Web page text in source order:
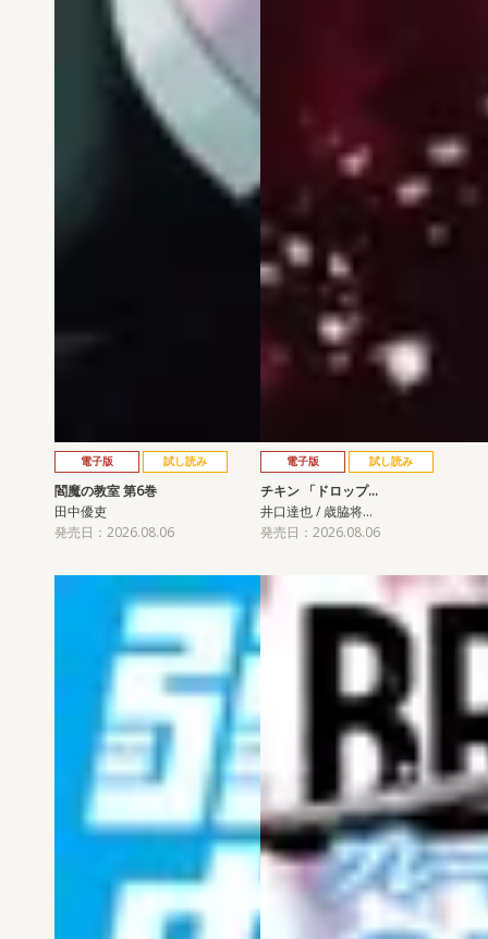
電子版 試し読み
閻魔の教室 第6巻
田中優吏
発売日：2026.08.06
電子版 試し読み
チキン 「ドロップ…
井口達也 / 歳脇将…
発売日：2026.08.06